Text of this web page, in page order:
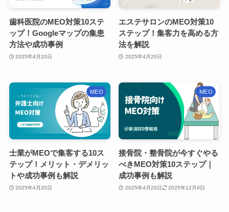
歯科医院のMEO対策10ステ
ップ！Googleマップの集患
方法や成功事例
2025年4月20日
エステサロンのMEO対策10
ステップ！集客力を高める方
法を解説
2025年4月20日
MEO
士業がMEOで集客する10ス
テップ！メリット・デメリッ
トや成功事例も解説
2025年4月20日
MEO
接骨院・整骨院が今すぐやる
べきMEO対策10ステップ｜
成功事例も解説
2025年4月20日 2025年12月9日